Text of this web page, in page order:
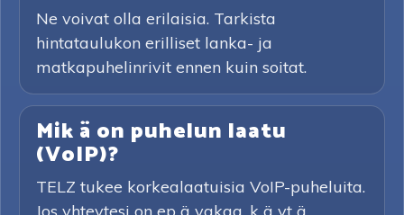
Ne voivat olla erilaisia. Tarkista
hintataulukon erilliset lanka- ja
matkapuhelinrivit ennen kuin soitat.
Mik ä on puhelun laatu
(VoIP)?
TELZ tukee korkealaatuisia VoIP-puheluita.